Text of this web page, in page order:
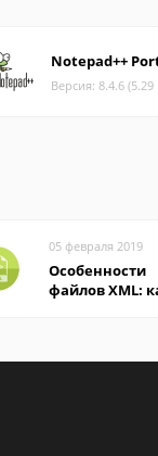
Notepad++
Версия: 8.4.6
05 февраля 2019
Особенности
файлов XML: